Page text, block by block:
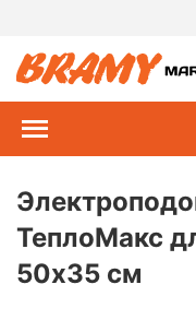
ТеплоМакс
50х35 см